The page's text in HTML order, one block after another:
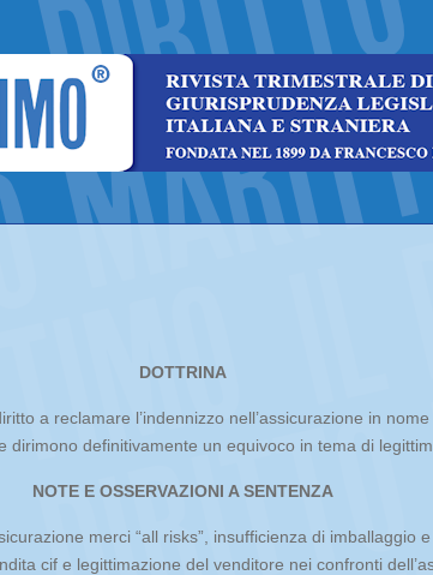
DOTTRINA
a reclamare l’indennizzo nell’assicurazione in
dirimono definitivamente un equivoco in tema di
NOTE E OSSERVAZIONI A SENTENZA
merci “all risks”, insufficienza di imballaggio
cif e legittimazione del venditore nei confronti